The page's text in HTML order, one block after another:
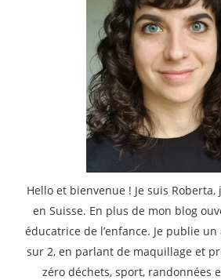
Hello et bienvenue ! Je suis Roberta,
en Suisse. En plus de mon blog
éducatrice de l’enfance. Je publie
sur 2, en parlant de maquillage et
zéro déchets, sport, randonnées